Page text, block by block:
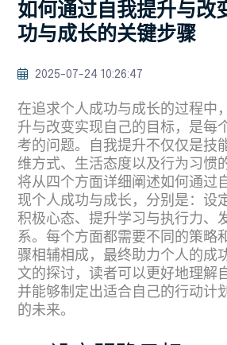
如何通过自我提升与改
功与成长的关键步骤
2025-07-24 10:26:47
在追求个人成功与成长的过程中
升与改变实现自己的目标，是每
考的问题。自我提升不仅仅是技
维方式、生活态度以及行为习惯
将从四个方面详细阐述如何通过
现个人成功与成长，分别是：设
积极心态、提升学习与执行力、
系。每个方面都需要不同的策略
骤相辅相成，最终助力个人的成
文的探讨，读者可以更好地理解
并能够制定出适合自己的行动计
的未来。